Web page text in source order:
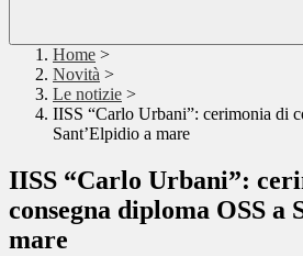
Home >
Novità >
Le notizie >
IISS “Carlo Urbani”: cerimonia di
Sant’Elpidio a mare
IISS “Carlo Urbani”:
consegna diploma OSS a
mare